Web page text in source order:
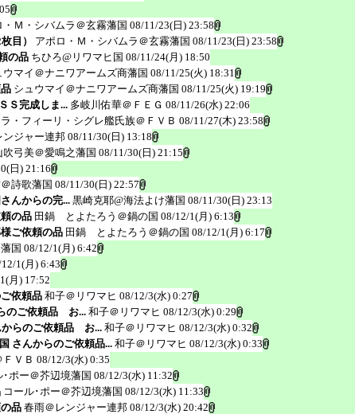
・Ｍ・シバムラ＠玄霧藩国 08/11/23(日) 23:58
目）
アポロ・Ｍ・シバムラ＠玄霧藩国 08/11/23(日) 23:58
の品 ちひろ@リワマヒ国 08/11/24(月) 18:50
ウマイ＠ナニワアームズ商藩国 08/11/25(火) 18:31
シュウマイ＠ナニワアームズ商藩国 08/11/25(火) 19:19
Ｓ完成しま... 多岐川佑華＠ＦＥＧ 08/11/26(水) 22:06
・フィーリ・シグレ艦氏族＠ＦＶＢ 08/11/27(木) 23:58
ンジャー連邦 08/11/30(日) 13:18
吹弓美＠愛鳴之藩国 08/11/30(日) 21:15
日) 21:16
詩歌藩国 08/11/30(日) 22:57
んからの完... 黒崎克耶@海法よけ藩国 08/11/30(日) 23:13
の品 田鍋 とよたろう＠鍋の国 08/12/1(月) 6:13
ご依頼の品 田鍋 とよたろう＠鍋の国 08/12/1(月) 6:17
国 08/12/1(月) 6:42
1(月) 6:43
月) 17:52
依頼品 和子＠リワマヒ 08/12/3(水) 0:27
のご依頼品 お... 和子＠リワマヒ 08/12/3(水) 0:29
らのご依頼品 お... 和子＠リワマヒ 08/12/3(水) 0:32
さんからのご依頼品... 和子＠リワマヒ 08/12/3(水) 0:33
ＶＢ 08/12/3(水) 0:35
･ポー＠芥辺境藩国 08/12/3(水) 11:32
コール･ポー＠芥辺境藩国 08/12/3(水) 11:33
品春雨＠レンジャー連邦 08/12/3(水) 20:42